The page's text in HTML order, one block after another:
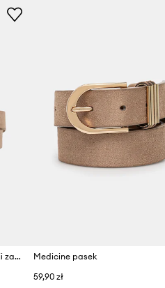
Medicine pasek damski z imitacji zamszu
Medicine pasek
59,90 zł